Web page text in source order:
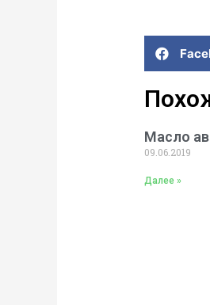
Масло
09.06.2019
Далее »